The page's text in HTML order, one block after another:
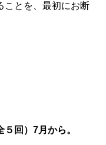
ことを、最初にお断
回）7月から。